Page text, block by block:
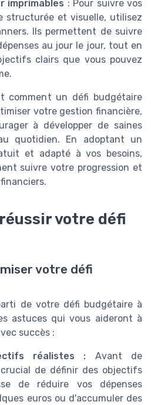
imprimables : Pour suivre vos
structurée et visuelle, utilisez
Ils permettent de suivre
au jour le jour, tout en
clairs que vous pouvez
comment un défi budgétaire
votre gestion financière,
à développer de saines
quotidien. En adoptant un
et adapté à vos besoins,
suivre votre progression et
votre défi
votre défi
de votre défi budgétaire à
astuces qui vous aideront à
succès :
réalistes : Avant de
de définir des objectifs
de réduire vos dépenses
euros ou d'accumuler des